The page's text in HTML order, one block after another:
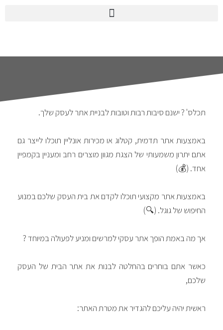
תכלס' ? ישנם סיבות רבות וטובות לבניית אתר לעסק שלך.
באמצעות אתר תדמית, קטלוג או מכירות אונליין תוכלו לייצר גם
אתם יתרון משמעותי של הצגת מגוון מוצרים רחב ומעניין בקמפיין
אחד. (💰
)
באמצעות אתר מקצועי תוכלו לקדם את בית העסק שלכם במנוע
החיפוש של גוגל. (🔍
)
אך מה באמת הופך אתר עסקי למרשים ומניע לפעולה במיוחד ?
כאשר אתם בוחרים בהחלטה לבנות את אתר הבית של העסק
שלכם,
ראשית יהיה עליכם להגדיר את מטרת האתר: